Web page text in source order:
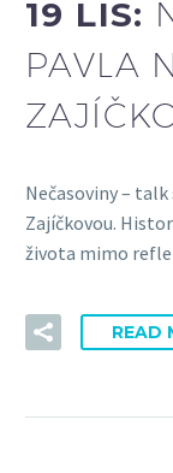
19 LIS:
PAVLA
Nečasoviny –
Zajíčkovou.
života mimo
READ